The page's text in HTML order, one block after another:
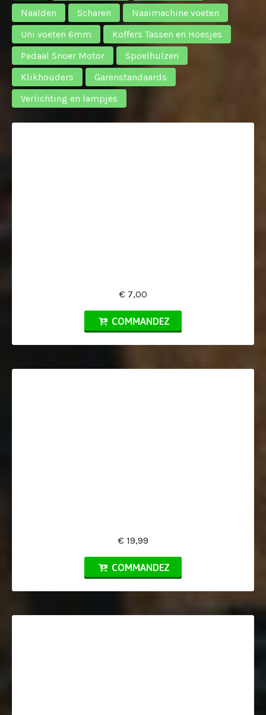
Naalden
Scharen
Naaimachine voeten
Uni voeten 6mm
Koffers Tassen en Hoesjes
Pedaal Snoer Motor
Spoelhulzen
Klikhouders
Garenstandaards
Verlichting en lampjes
€ 7,00
COMMANDEZ
€ 19,99
COMMANDEZ